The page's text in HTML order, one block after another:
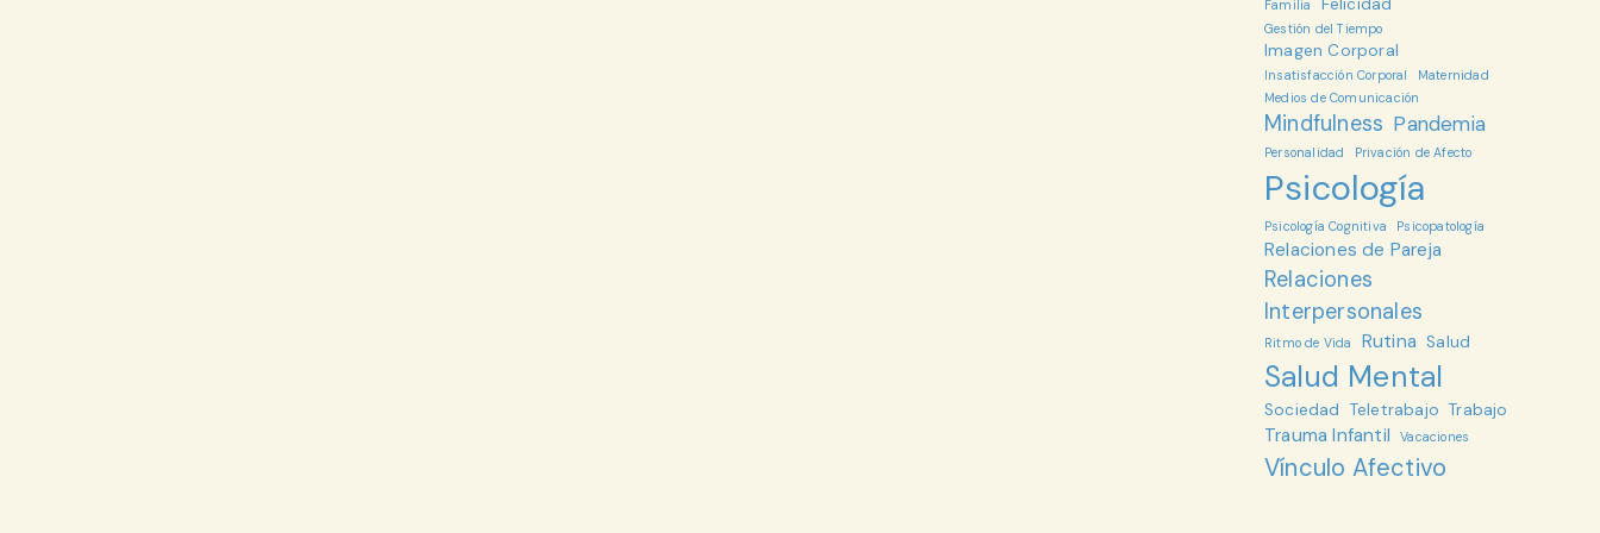
Familia Felicidad
Gestión del Tiempo
Imagen Corporal
Insatisfacción Corporal
Maternidad
Medios de Comunicación
Mindfulness Pandemia
Personalidad Privación de Afecto
Psicología
Psicología Cognitiva Psicopatología
Relaciones de Pareja
Relaciones
Interpersonales
Ritmo de Vida Rutina Salud
Salud Mental
Sociedad Teletrabajo Trabajo
Trauma Infantil Vacaciones
Vínculo Afectivo